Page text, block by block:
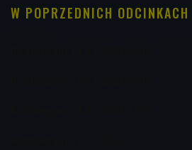
W POPRZEDNICH ODCINKACH